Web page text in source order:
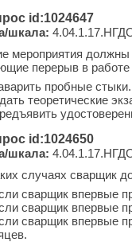
id:1024647
шкала:
мероприятия
перерыв в
пробные стыки.
теоретические
id:1024650
шкала:
случаях сварщик
сварщик впервые
сварщик впервые
сварщик впервые